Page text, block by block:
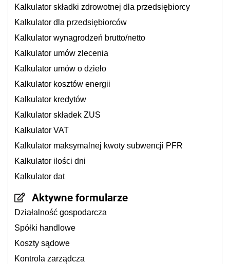
Kalkulator składki zdrowotnej dla przedsiębiorcy
Kalkulator dla przedsiębiorców
Kalkulator wynagrodzeń brutto/netto
Kalkulator umów zlecenia
Kalkulator umów o dzieło
Kalkulator kosztów energii
Kalkulator kredytów
Kalkulator składek ZUS
Kalkulator VAT
Kalkulator maksymalnej kwoty subwencji PFR
Kalkulator ilości dni
Kalkulator dat
Aktywne formularze
Działalność gospodarcza
Spółki handlowe
Koszty sądowe
Kontrola zarządcza